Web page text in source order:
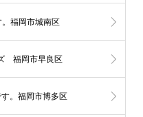
福岡市城南区
福岡市早良区
。福岡市博多区